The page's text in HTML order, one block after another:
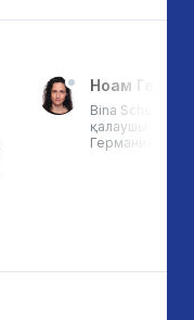
Ноам
Bina School
қалаушы және
Германия